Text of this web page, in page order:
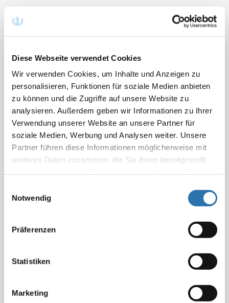
Diese Webseite verwendet Cookies
Wir verwenden Cookies, um Inhalte und Anzeigen zu
personalisieren, Funktionen für soziale Medien anbieten
zu können und die Zugriffe auf unsere Website zu
analysieren. Außerdem geben wir Informationen zu Ihrer
Verwendung unserer Website an unsere Partner für
soziale Medien, Werbung und Analysen weiter. Unsere
Partner führen diese Informationen möglicherweise mit
weiteren Daten zusammen, die Sie ihnen bereitgestellt
Cookies, wenn Sie unsere Webseite weiterhin
Notwendig
Präferenzen
Statistiken
Marketing
Nr. 3300
Nr. 1382
Nr. 629 + Nr. 5348
Einbringung einer Bandscheiben-Prothese
TVT-Operation (Tension-free-Vaginal-Tape-Operation)
Epilepsiediagnostik
ESWT
Hüftgelenksendoprothetik